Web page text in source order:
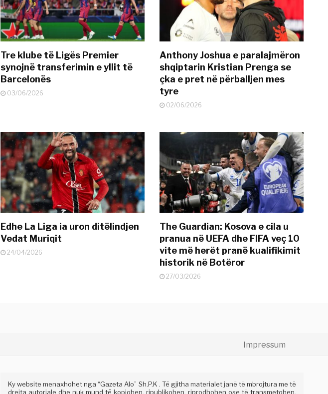
Tre klube të Ligës Premier
synojnë transferimin e yllit të
Barcelonës
03/06/2026
Anthony Joshua e paralajmëron
shqiptarin Kristian Prenga se
çka e pret në përballjen mes
tyre
02/06/2026
Edhe La Liga ia uron ditëlindjen
Vedat Muriqit
24/04/2026
The Guardian: Kosova e cila u
pranua në UEFA dhe FIFA veç 10
vite më herët pranë kualifikimit
historik në Botëror
27/03/2026
Impressum
Ky website menaxhohet nga “Gazeta Alo” Sh.P.K . Të gjitha materialet janë të mbrojtura me të
drejta autoriale dhe nuk mund të kopjohen, ripublikohen, riprodhohen ose të transmetohen,